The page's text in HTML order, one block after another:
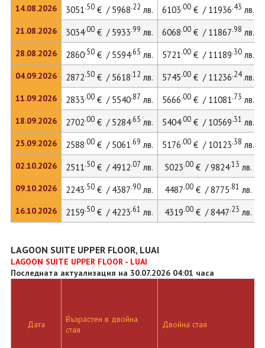
14.08.2026
21.08.2026
28.08.2026
04.09.2026
11.09.2026
18.09.2026
25.09.2026
02.10.2026
09.10.2026
16.10.2026
3051.50€ / 5968.22 лв. 6103.00€ / 11936.43 лв.
3034.00€ / 5933.99 лв. 6068.00€ / 11867.98 лв.
2860.50€ / 5594.65 лв. 5721.00€ / 11189.30лв.
2872.50€ / 5618.12 лв. 5745.00€ / 11236.24лв.
2833.00€ / 5540.87 лв. 5666.00€ / 11081.73 лв.
2702.00€ / 5284.65 лв. 5404.00€ / 10569.31 лв.
2588.00€ / 5061.69 лв. 5176.00€ / 10123.38 лв.
2511.50€ / 4912.07 лв. 5023.00€ / 9824.13 лв.
2243.50€ / 4387.90лв. 4487.00€ / 8775.81 лв.
2159.50€ / 4223.61 лв. 4319.00€ / 8447.23 лв.
LAGOON SUITE UPPER FLOOR, LUAI
LAGOON SUITE UPPER FLOOR - LUAI
Последната актуализация на 30.07.2026 04:01 часа
Дата
Възрастен в двойна
стая
Двойна стая